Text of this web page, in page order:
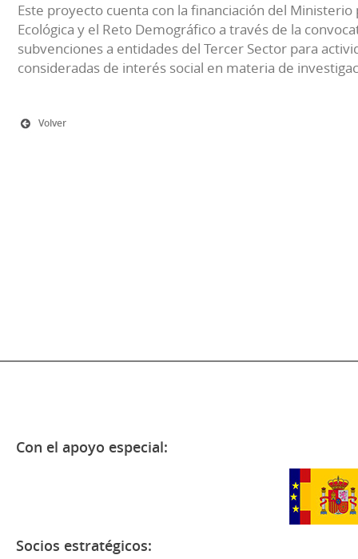
Este proyecto cuenta con la financiación del Ministerio
Ecológica y el Reto Demográfico a través de la
subvenciones a entidades del Tercer Sector para
consideradas de interés social en materia de
Volver
Con el apoyo especial:
Socios estratégicos: